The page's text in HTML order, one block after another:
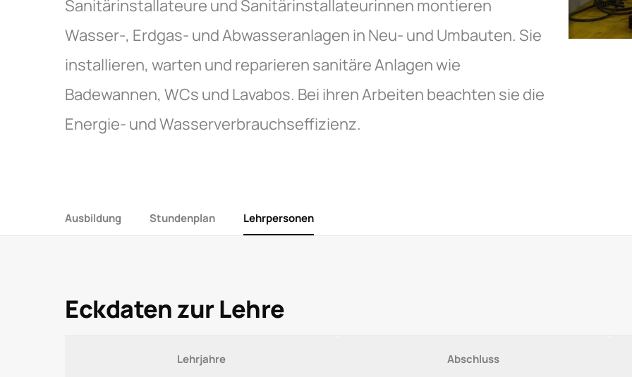
Sanitärinstallateure und Sanitärinstallateurinnen montieren
Wasser-, Erdgas- und Abwasseranlagen in Neu- und Umbauten. Sie
installieren, warten und reparieren sanitäre Anlagen wie
Badewannen, WCs und Lavabos. Bei ihren Arbeiten beachten sie die
Energie- und Wasserverbrauchseffizienz.
Ausbildung Stundenplan Lehrpersonen
Eckdaten zur Lehre
Lehrjahre Abschluss